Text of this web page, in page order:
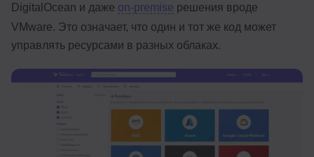
DigitalOcean и даже on-premise решения вроде
VMware. Это означает, что один и тот же код может
управлять ресурсами в разных облаках.